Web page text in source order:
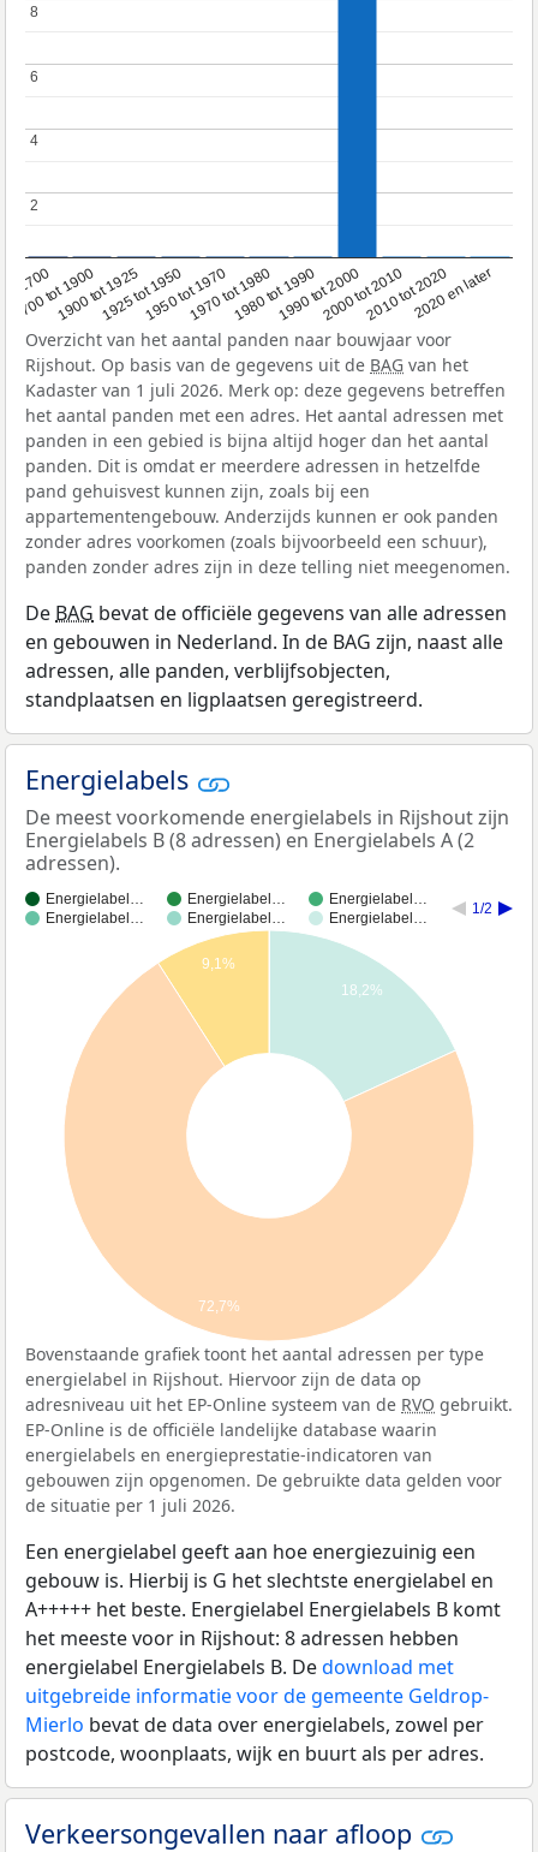
1700
1700 tot 1900
1900 tot 19251925 tot 19501950 tot 19701970 tot 19801980 tot 19901990 tot 20002000 tot 20102010 tot 20202020 en later
2
2
4
4
6
6
8
8
Overzicht van het aantal panden naar bouwjaar voor
Rijshout. Op basis van de gegevens uit de BAG van het
Kadaster van 1 juli 2026. Merk op: deze gegevens betreffen
het aantal panden met een adres. Het aantal adressen met
panden in een gebied is bijna altijd hoger dan het aantal
panden. Dit is omdat er meerdere adressen in hetzelfde
pand gehuisvest kunnen zijn, zoals bij een
appartementengebouw. Anderzijds kunnen er ook panden
zonder adres voorkomen (zoals bijvoorbeeld een schuur),
panden zonder adres zijn in deze telling niet meegenomen.
De BAG bevat de officiële gegevens van alle adressen
en gebouwen in Nederland. In de BAG zijn, naast alle
adressen, alle panden, verblijfsobjecten,
standplaatsen en ligplaatsen geregistreerd.
Energielabels
De meest voorkomende energielabels in Rijshout zijn
Energielabels B (8 adressen) en Energielabels A (2
adressen).
Energielabel… Energielabel…
Energielabel…
Energielabel…
Energielabel… Energielabel…
1/2
18,2%
9,1%
72,7%
Bovenstaande grafiek toont het aantal adressen per type
energielabel in Rijshout. Hiervoor zijn de data op
adresniveau uit het EP-Online systeem van de RVO gebruikt.
EP-Online is de officiële landelijke database waarin
energielabels en energieprestatie-indicatoren van
gebouwen zijn opgenomen. De gebruikte data gelden voor
de situatie per 1 juli 2026.
Een energielabel geeft aan hoe energiezuinig een
gebouw is. Hierbij is G het slechtste energielabel en
A+++++ het beste. Energielabel Energielabels B komt
het meeste voor in Rijshout: 8 adressen hebben
energielabel Energielabels B. Dedownload met
uitgebreide informatie voor de gemeente Geldrop-
Mierlo bevat de data over energielabels, zowel per
postcode, woonplaats, wijk en buurt als per adres.
Verkeersongevallen naar afloop